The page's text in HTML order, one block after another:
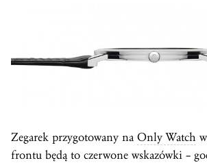
Zegarek przygotowany na Only Watch
frontu będą to czerwone wskazówki –